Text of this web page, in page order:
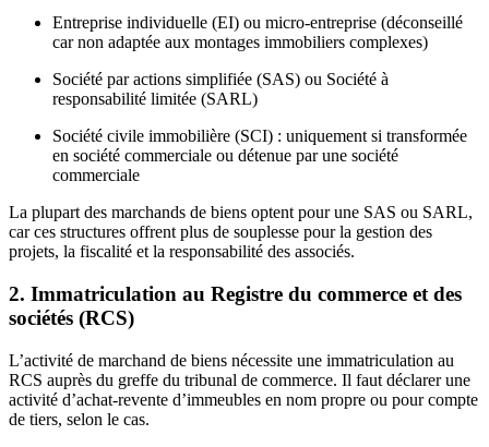
Entreprise individuelle (EI) ou micro-entreprise (déconseillé
car non adaptée aux montages immobiliers complexes)
Société par actions simplifiée (SAS) ou Société à
responsabilité limitée (SARL)
Société civile immobilière (SCI) : uniquement si transformée
en société commerciale ou détenue par une société
commerciale
La plupart des marchands de biens optent pour une SAS ou SARL,
car ces structures offrent plus de souplesse pour la gestion des
projets, la fiscalité et la responsabilité des associés.
2. Immatriculation au Registre du commerce et des
sociétés (RCS)
L’activité de marchand de biens nécessite une immatriculation au
RCS auprès du greffe du tribunal de commerce. Il faut déclarer une
activité d’achat-revente d’immeubles en nom propre ou pour compte
de tiers, selon le cas.